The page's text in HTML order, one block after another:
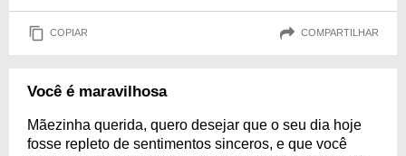
COPIAR COMPARTILHAR
Você é maravilhosa
Mãezinha querida, quero desejar que o seu dia hoje
fosse repleto de sentimentos sinceros, e que você